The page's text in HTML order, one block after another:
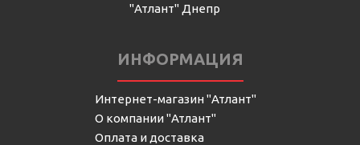
"Атлант" Днепр
ИНФОРМАЦИЯ
Интернет-магазин "Атлант"
О компании "Атлант"
Оплата и доставка